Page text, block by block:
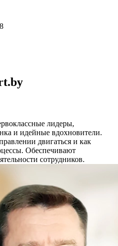
лидеры,
и идейные вдохновители.
двигаться и как
Обеспечивают
сотрудников.